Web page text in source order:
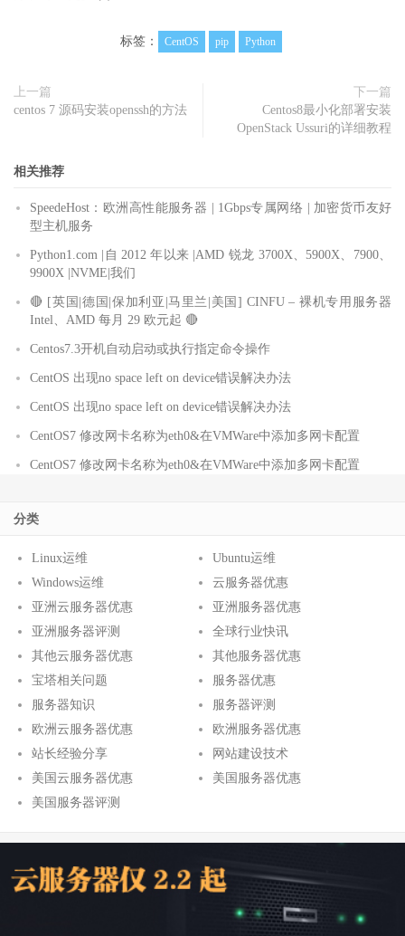
标签： CentOS pip Python
上一篇
centos 7 源码安装openssh的方法
下一篇
Centos8最小化部署安装
OpenStack Ussuri的详细教程
相关推荐
SpeedeHost：欧洲高性能服务器 | 1Gbps专属网络 | 加密货币友好
型主机服务
Python1.com |自 2012 年以来 |AMD 锐龙 3700X、5900X、7900、
9900X |NVME|我们
🔴 [英国|德国|保加利亚|马里兰|美国] CINFU – 裸机专用服务器
Intel、AMD 每月 29 欧元起 🔴
Centos7.3开机自动启动或执行指定命令操作
CentOS 出现no space left on device错误解决办法
CentOS 出现no space left on device错误解决办法
CentOS7 修改网卡名称为eth0&在VMWare中添加多网卡配置
CentOS7 修改网卡名称为eth0&在VMWare中添加多网卡配置
分类
Linux运维
Ubuntu运维
Windows运维
云服务器优惠
亚洲云服务器优惠
亚洲服务器优惠
亚洲服务器评测
全球行业快讯
其他云服务器优惠
其他服务器优惠
宝塔相关问题
服务器优惠
服务器知识
服务器评测
欧洲云服务器优惠
欧洲服务器优惠
站长经验分享
网站建设技术
美国云服务器优惠
美国服务器优惠
美国服务器评测